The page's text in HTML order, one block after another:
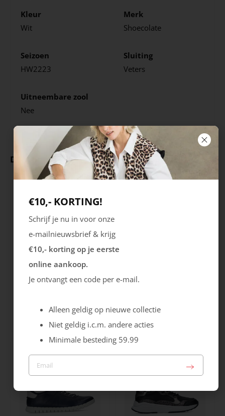
Kleur
Wit
Merk
Shoecolate
Seizoen
HW2223
Sluiting
Veters
Uitneembare zool
Nee
Deze producten ga je leuk vinden
89.99
€10,- KORTING!
Schrijf je nu in voor onze
e-mailnieuwsbrief & krijg
€10,- korting op je eerste
online aankoop.
Je ontvangt een code per e-mail.
Alleen geldig op nieuwe collectie
Niet geldig i.c.m. andere acties
Minimale besteding 59.99